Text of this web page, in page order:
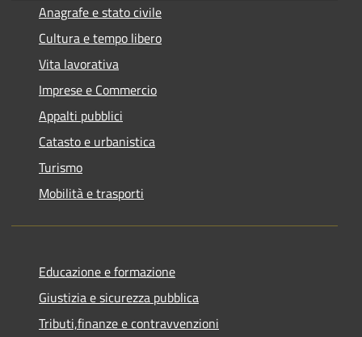
Anagrafe e stato civile
Cultura e tempo libero
Vita lavorativa
Imprese e Commercio
Appalti pubblici
Catasto e urbanistica
Turismo
Mobilità e trasporti
Educazione e formazione
Giustizia e sicurezza pubblica
Tributi,finanze e contravvenzioni